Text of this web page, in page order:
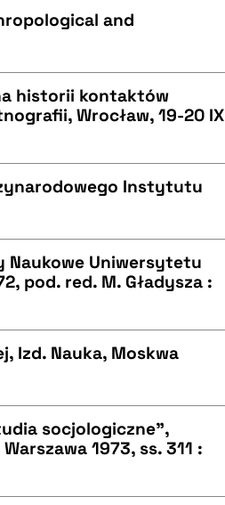
and
historii kontaktów
Wrocław, 19-20 IX
Instytutu
Uniwersytetu
pod. red. M. Gładysza :
Izd. Nauka, Moskwa
socjologiczne",
1973, ss. 311 :